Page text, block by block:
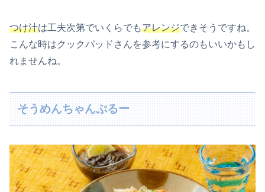
つけ汁は工夫次第でいくらでもアレンジできそうですね。
こんな時はクックパッドさんを参考にするのもいいかもし
れませんね。
そうめんちゃんぷるー